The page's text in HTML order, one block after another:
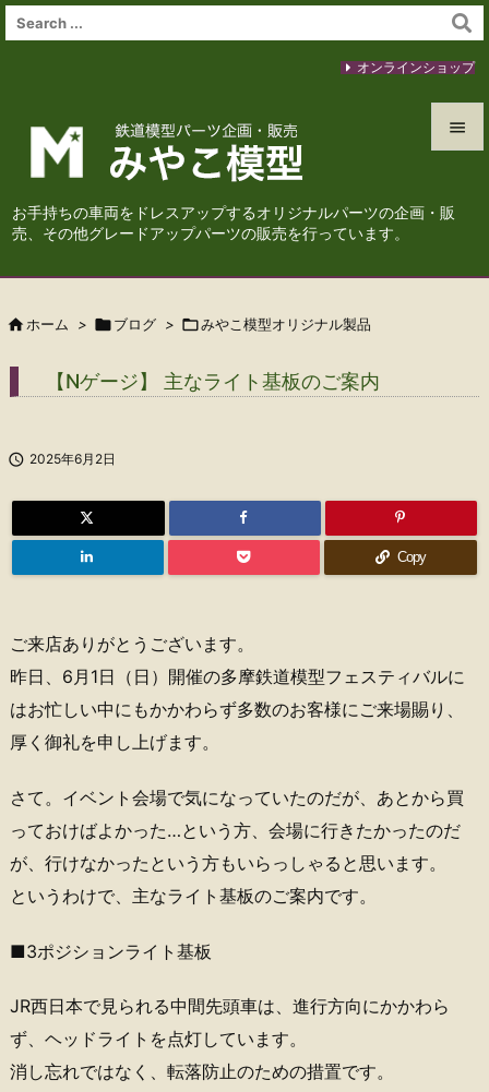
お手持ちの車両をドレスアップするオリジナルパーツの企画・販
売、その他グレードアップパーツの販売を行っています。




オンラインショップ
 ホーム > ブログ > みやこ模型オリジナル製品
【Nゲージ】 主なライト基板のご案内
 2025年6月2日
Copy
ご来店ありがとうございます。
昨日、6月1日（日）開催の多摩鉄道模型フェスティバルに
はお忙しい中にもかかわらず多数のお客様にご来場賜り、
厚く御礼を申し上げます。
さて。イベント会場で気になっていたのだが、あとから買
っておけばよかった…という方、会場に行きたかったのだ
が、行けなかったという方もいらっしゃると思います。
というわけで、主なライト基板のご案内です。
■3ポジションライト基板
JR西日本で見られる中間先頭車は、進行方向にかかわら
ず、ヘッドライトを点灯しています。
消し忘れではなく、転落防止のための措置です。